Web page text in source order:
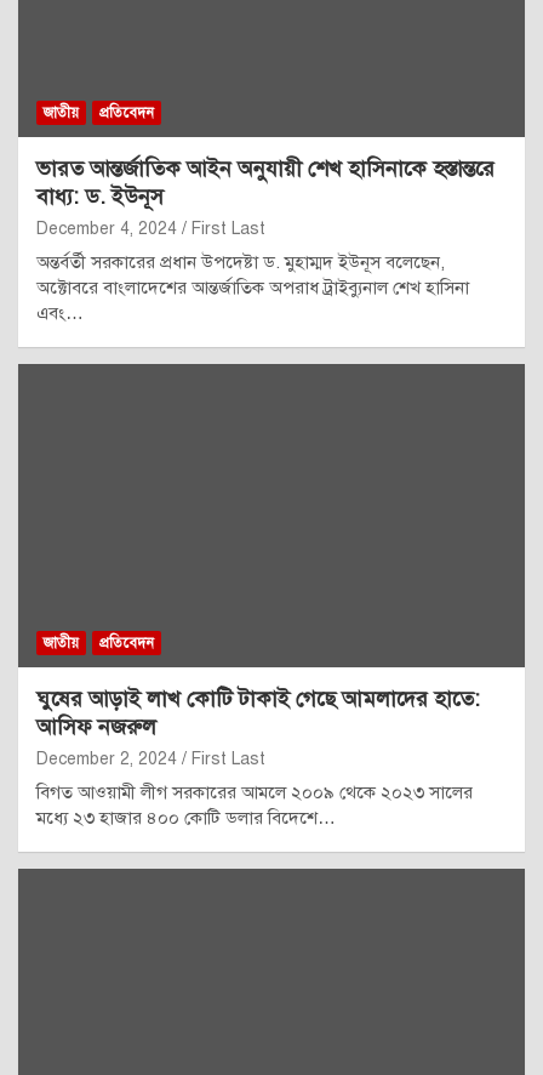
জাতীয় প্রতিবেদন
ভারত আন্তর্জাতিক আইন অনুযায়ী শেখ হাসিনাকে হস্তান্তরে
বাধ্য: ড. ইউনূস
December 4, 2024 First Last
অন্তর্বর্তী সরকারের প্রধান উপদেষ্টা ড. মুহাম্মদ ইউনূস বলেছেন,
অক্টোবরে বাংলাদেশের আন্তর্জাতিক অপরাধ ট্রাইব্যুনাল শেখ হাসিনা
এবং…
জাতীয় প্রতিবেদন
ঘুষের আড়াই লাখ কোটি টাকাই গেছে আমলাদের হাতে:
আসিফ নজরুল
December 2, 2024 First Last
বিগত আওয়ামী লীগ সরকারের আমলে ২০০৯ থেকে ২০২৩ সালের
মধ্যে ২৩ হাজার ৪০০ কোটি ডলার বিদেশে…